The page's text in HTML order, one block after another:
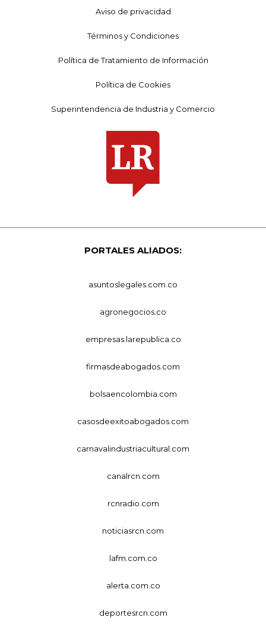
Aviso de privacidad
Términos y Condiciones
Política de Tratamiento de Información
Política de Cookies
Superintendencia de Industria y Comercio
PORTALES ALIADOS:
asuntoslegales.com.co
agronegocios.co
empresas.larepublica.co
firmasdeabogados.com
bolsaencolombia.com
casosdeexitoabogados.com
carnavalindustriacultural.com
canalrcn.com
rcnradio.com
noticiasrcn.com
lafm.com.co
alerta.com.co
deportesrcn.com